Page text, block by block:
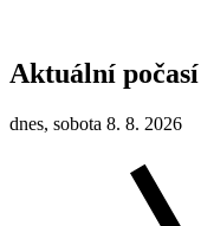
Aktuální počasí
dnes, sobota 8. 8. 2026